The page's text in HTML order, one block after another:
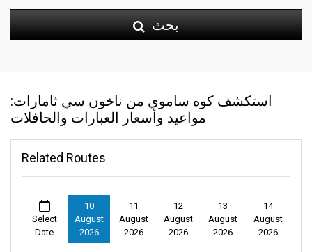
بحث
استكشف كوه ساموي من ناخون سي ثامارات:
مواعيد وأسعار العبارات والحافلات
Related Routes
Select
Date
10
August
2026
11
August
2026
12
August
2026
13
August
2026
14
August
2026